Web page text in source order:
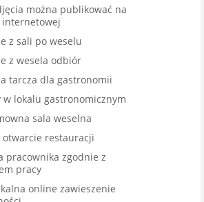
można publikować na
z sali po weselu
z wesela odbiór
tarcza dla gastronomii
w lokalu gastronomicznym
sala weselna
otwarcie restauracji
pracownika zgodnie z
pracy
online zawieszenie